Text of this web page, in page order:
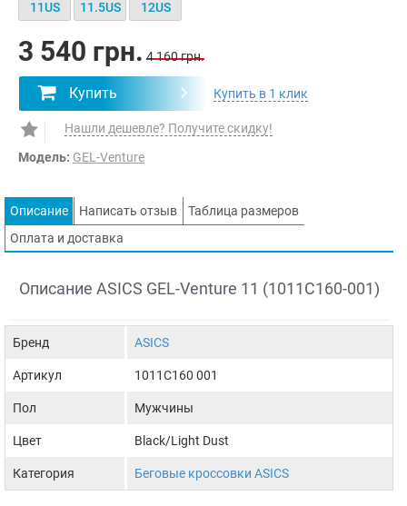
11US 11.5US 12US
3 540 грн. 4 160 грн.
Купить Купить в 1 клик
Нашли дешевле? Получите скидку!
Модель: GEL-Venture
Описание Написать отзыв
Таблица размеров
Оплата и доставка
Описание ASICS GEL-Venture 11 (1011C160-001)
Бренд ASICS
Артикул 1011C160 001
Пол Мужчины
Цвет Black/Light Dust
Категория Беговые кроссовки ASICS